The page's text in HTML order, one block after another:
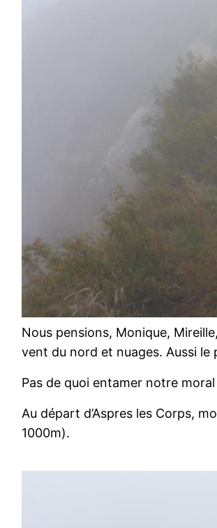
Nous pensions, Monique,
vent du nord et nuages. Aussi
Pas de quoi entamer notre
Au départ d’Aspres les Corps,
1000m).